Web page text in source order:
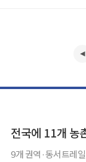
전국에 11개 농
9개 권역·동서트레